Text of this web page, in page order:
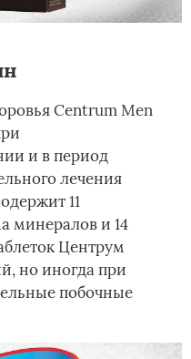
Centrum Men
и в период
лечения
11
минералов и 14
Центрум
но иногда при
побочные